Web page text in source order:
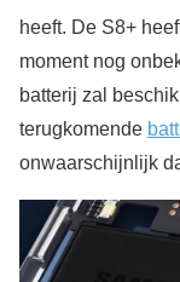
heeft. De S8+
moment nog
batterij zal
terugkomende
onwaarschijnlijk